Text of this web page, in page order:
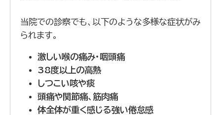
当院での診察でも、以下のような多様な症状がみ
られます。
激しい喉の痛み・咽頭痛
38度以上の高熱
しつこい咳や痰
頭痛や関節痛、筋肉痛
体全体が重く感じる強い倦怠感